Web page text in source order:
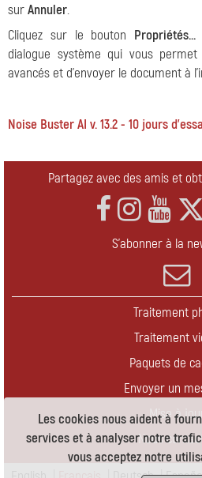
Les cookies nous aident à
services et à analyser notre
vous acceptez notre
surAnnuler.
Cliquez sur le bouton Propriétés...
dialogue système qui vous
avancés et d'envoyer le document à
Noise Buster AI v. 13.2 - 10 jours
Partagez avec des amis et
S'abonner à la
Traitement
Traitement
Paquets de
Envoyer un
Mise à
Nous